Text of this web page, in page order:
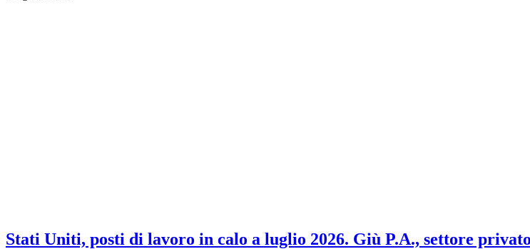
Stati Uniti, posti di lavoro in calo a luglio 2026. Giù P.A., settore